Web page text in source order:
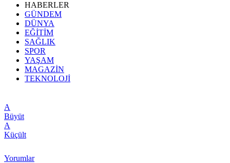
HABERLER
GÜNDEM
DÜNYA
EĞİTİM
SAĞLIK
SPOR
YAŞAM
MAGAZİN
TEKNOLOJİ
A
Büyüt
A
Küçült
Yorumlar